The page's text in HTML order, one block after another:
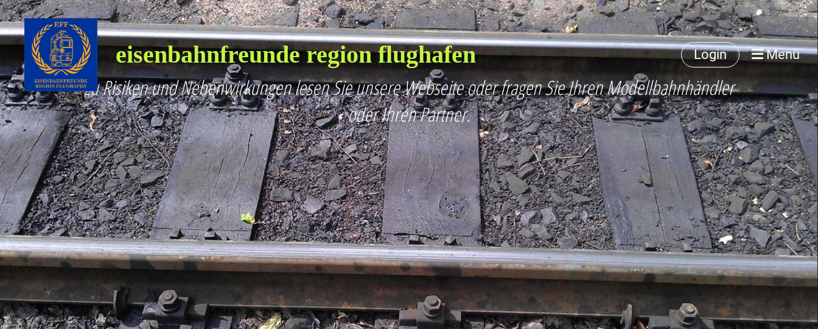
eisenbahnfreunde region flughafen Login Menü
Zu Risiken und Nebenwirkungen lesen Sie unsere Webseite oder fragen Sie Ihren Modellbahnhändler
oder Ihren Partner.